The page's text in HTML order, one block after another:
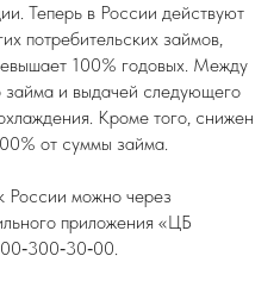
Теперь в России действуют
потребительских займов,
100% годовых. Между
займа и выдачей следующего
Кроме того, снижен
от суммы займа.
России можно через
приложения «ЦБ